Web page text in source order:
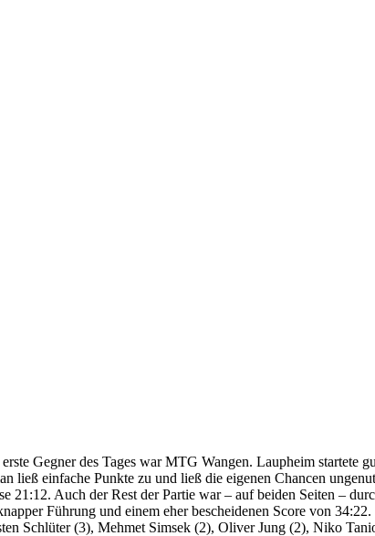
Gegner des Tages war MTG Wangen. Laupheim startete
einfache Punkte zu und ließ die eigenen Chancen
Auch der Rest der Partie war – auf beiden Seiten –
Führung und einem eher bescheidenen Score von 34:22.
Schlüter (3), Mehmet Simsek (2), Oliver Jung (2), Niko